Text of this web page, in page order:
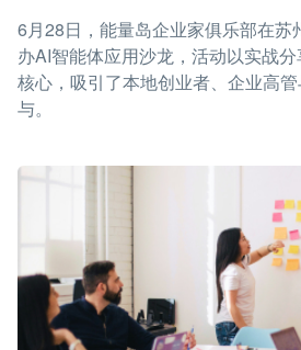
6月28日，能量岛企业家俱乐部在苏
办AI智能体应用沙龙，活动以实战
核心，吸引了本地创业者、企业高
与。